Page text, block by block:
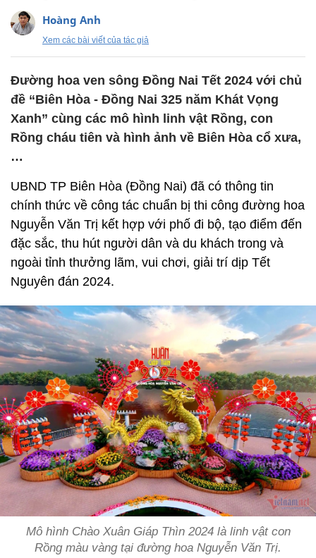
Hoàng Anh
Xem các bài viết của tác giả
Đường hoa ven sông Đồng Nai Tết 2024 với chủ
đề “Biên Hòa - Đồng Nai 325 năm Khát Vọng
Xanh” cùng các mô hình linh vật Rồng, con
Rồng cháu tiên và hình ảnh về Biên Hòa cổ xưa,
…
UBND TP Biên Hòa (Đồng Nai) đã có thông tin
chính thức về công tác chuẩn bị thi công đường hoa
Nguyễn Văn Trị kết hợp với phố đi bộ, tạo điểm đến
đặc sắc, thu hút người dân và du khách trong và
ngoài tỉnh thưởng lãm, vui chơi, giải trí dịp Tết
Nguyên đán 2024.
Mô hình Chào Xuân Giáp Thìn 2024 là linh vật con
Rồng màu vàng tại đường hoa Nguyễn Văn Trị.